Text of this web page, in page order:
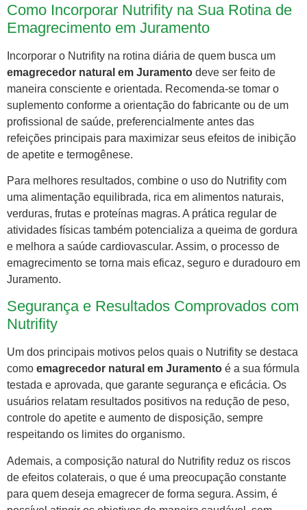
Como Incorporar Nutrifity na Sua Rotina de
Emagrecimento em Juramento
Incorporar o Nutrifity na rotina diária de quem busca um
emagrecedor natural em Juramento deve ser feito de
maneira consciente e orientada. Recomenda-se tomar o
suplemento conforme a orientação do fabricante ou de um
profissional de saúde, preferencialmente antes das
refeições principais para maximizar seus efeitos de inibição
de apetite e termogênese.
Para melhores resultados, combine o uso do Nutrifity com
uma alimentação equilibrada, rica em alimentos naturais,
verduras, frutas e proteínas magras. A prática regular de
atividades físicas também potencializa a queima de gordura
e melhora a saúde cardiovascular. Assim, o processo de
emagrecimento se torna mais eficaz, seguro e duradouro em
Juramento.
Segurança e Resultados Comprovados com
Nutrifity
Um dos principais motivos pelos quais o Nutrifity se destaca
como emagrecedor natural em Juramento é a sua fórmula
testada e aprovada, que garante segurança e eficácia. Os
usuários relatam resultados positivos na redução de peso,
controle do apetite e aumento de disposição, sempre
respeitando os limites do organismo.
Ademais, a composição natural do Nutrifity reduz os riscos
de efeitos colaterais, o que é uma preocupação constante
para quem deseja emagrecer de forma segura. Assim, é